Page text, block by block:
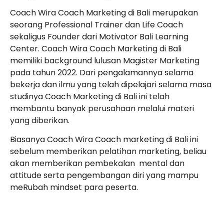
Coach Wira Coach Marketing di Bali merupakan
seorang Professional Trainer dan Life Coach
sekaligus Founder dari Motivator Bali Learning
Center. Coach Wira Coach Marketing di Bali
memiliki background lulusan Magister Marketing
pada tahun 2022. Dari pengalamannya selama
bekerja dan ilmu yang telah dipelajari selama masa
studinya Coach Marketing di Bali ini telah
membantu banyak perusahaan melalui materi
yang diberikan.
Biasanya Coach Wira Coach marketing di Bali ini
sebelum memberikan pelatihan marketing, beliau
akan memberikan pembekalan mental dan
attitude serta pengembangan diri yang mampu
meRubah mindset para peserta.